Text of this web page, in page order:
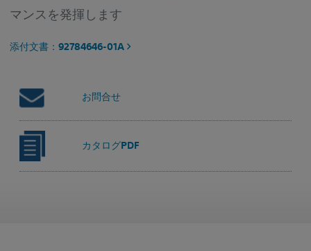
マンスを発揮します
添付文書：92784646-01A
お問合せ
カタログPDF